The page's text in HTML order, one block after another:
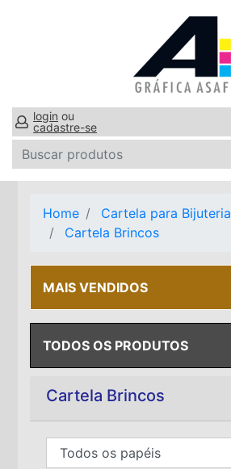
login ou
cadastre-se
Home
Cartela para Bijuteria
Cartela Brincos
MAIS VENDIDOS
TODOS OS PRODUTOS
Cartela Brincos